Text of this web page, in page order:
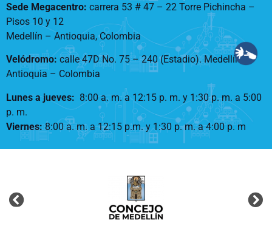
Sede Megacentro: carrera 53 # 47 – 22 Torre Pichincha –
Pisos 10 y 12
Medellín – Antioquia, Colombia
Velódromo: calle 47D No. 75 – 240 (Estadio). Medellín –
Antioquia – Colombia
Lunes a jueves: 8:00 a. m. a 12:15 p. m. y 1:30 p. m. a 5:00
p. m.
Viernes:8:00 a. m. a 12:15 p.m. y 1:30 p. m. a 4:00 p. m